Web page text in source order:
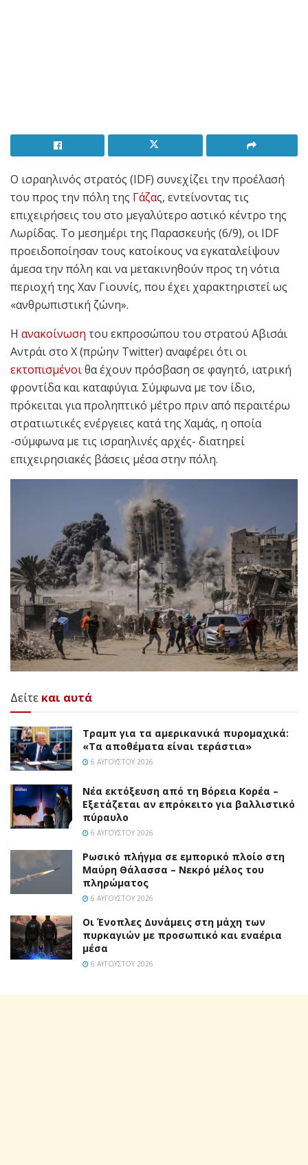
Ο ισραηλινός στρατός (IDF) συνεχίζει την προέλασή
του προς την πόλη της Γάζας, εντείνοντας τις
επιχειρήσεις του στο μεγαλύτερο αστικό κέντρο της
Λωρίδας. Το μεσημέρι της Παρασκευής (6/9), οι IDF
προειδοποίησαν τους κατοίκους να εγκαταλείψουν
άμεσα την πόλη και να μετακινηθούν προς τη νότια
περιοχή της Χαν Γιουνίς, που έχει χαρακτηριστεί ως
«ανθρωπιστική ζώνη».
Η ανακοίνωση του εκπροσώπου του στρατού Αβισάι
Αντράι στο Χ (πρώην Twitter) αναφέρει ότι οι
εκτοπισμένοιθα έχουν πρόσβαση σε φαγητό, ιατρική
φροντίδα και καταφύγια. Σύμφωνα με τον ίδιο,
πρόκειται για προληπτικό μέτρο πριν από περαιτέρω
στρατιωτικές ενέργειες κατά της Χαμάς, η οποία
-σύμφωνα με τις ισραηλινές αρχές- διατηρεί
επιχειρησιακές βάσεις μέσα στην πόλη.
Δείτε και αυτά
Τραμπ για τα αμερικανικά πυρομαχικά:
«Τα αποθέματα είναι τεράστια»
6 ΑΥΓΟΎΣΤΟΥ 2026
Νέα εκτόξευση από τη Βόρεια Κορέα –
Εξετάζεται αν επρόκειτο για βαλλιστικό
πύραυλο
6 ΑΥΓΟΎΣΤΟΥ 2026
Ρωσικό πλήγμα σε εμπορικό πλοίο στη
Μαύρη Θάλασσα – Νεκρό μέλος του
πληρώματος
6 ΑΥΓΟΎΣΤΟΥ 2026
Οι Ένοπλες Δυνάμεις στη μάχη των
πυρκαγιών με προσωπικό και εναέρια
μέσα
6 ΑΥΓΟΎΣΤΟΥ 2026